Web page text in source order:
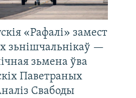
«Рафалі» замест
зьнішчальнікаў —
зьмена ўва
Паветраных
Свабоды